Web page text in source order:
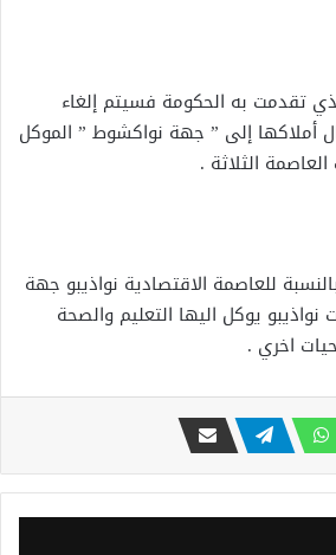
تقدمت به الحكومة فسيتم إلغاء
أملاكها إلى ” جهة نواكشوط ” الموكل
الثلاثة .
للعاصمة الاقتصادية نواذيبو جهة
يوكل اليها التعليم والصحة
اخري .